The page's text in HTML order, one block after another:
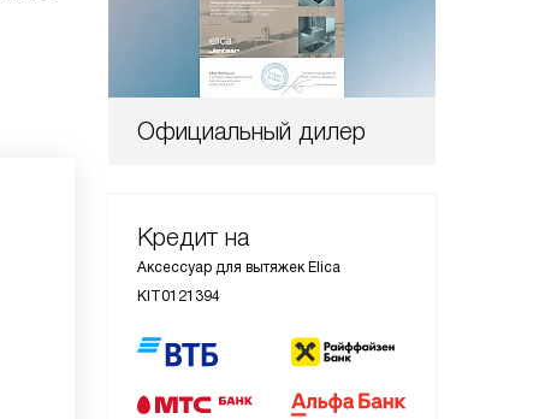
Официальный дилер
Кредит на
Аксессуар для вытяжек Elica
KIT0121394